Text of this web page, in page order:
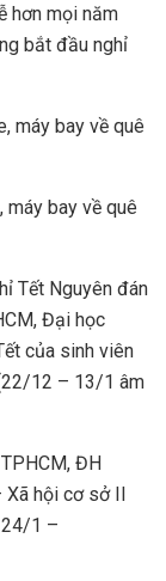
hơn mọi năm
bắt đầu nghỉ
máy bay về quê
Tết Nguyên đán
Đại học
của sinh viên
12 – 13/1 âm
ĐH
Xã hội cơ sở II
24/1 –